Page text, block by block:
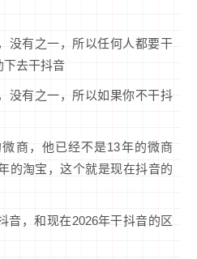
没有之一，所以任何人都要干
下去干抖音
没有之一，所以如果你不干抖
商，他已经不是13年的微商
的淘宝，这个就是现在抖音的
音，和现在2026年干抖音的区